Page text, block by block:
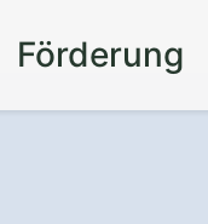
Förderung